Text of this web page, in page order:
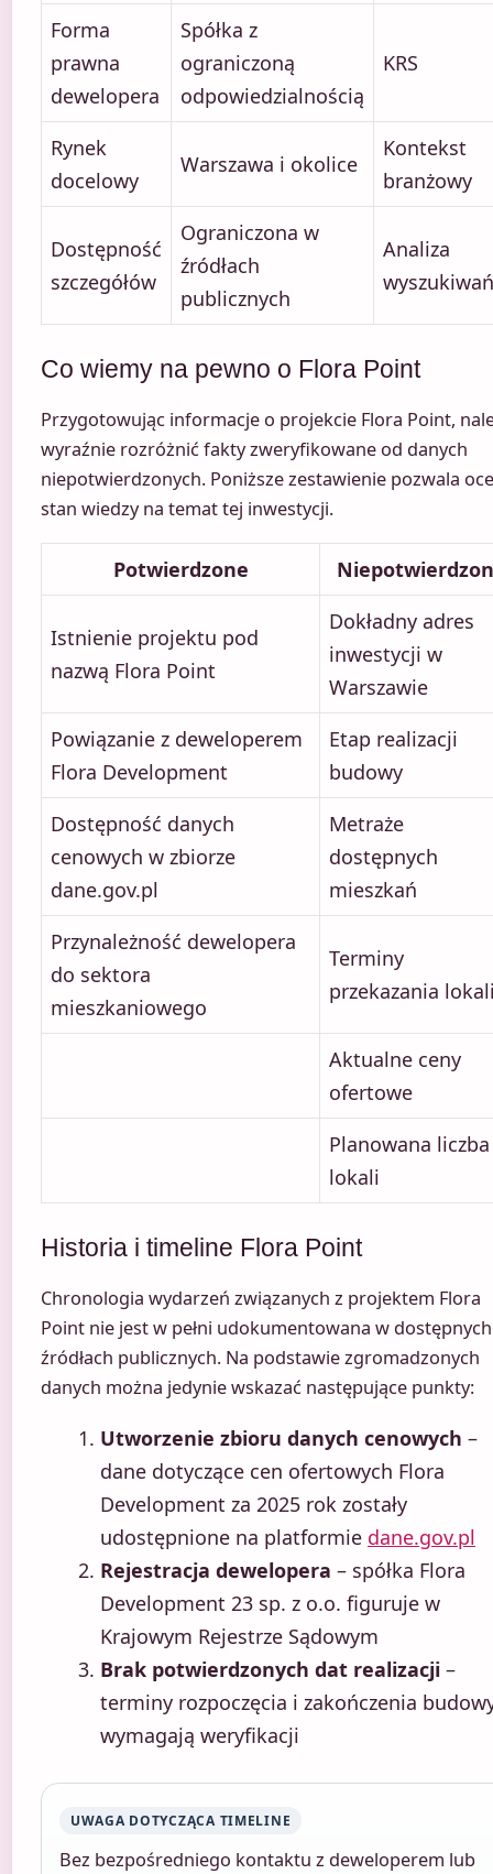
Forma
prawna
dewelopera
Spółka z
ograniczoną
odpowiedzialnością
KRS
Rynek
docelowy
Warszawa i okolice
Kontekst
branżowy
Dostępność
szczegółów
Ograniczona w
źródłach
publicznych
Analiza
wyszukiwań
Co wiemy na pewno o Flora Point
Przygotowując informacje o projekcie Flora Point,
wyraźnie rozróżnić fakty zweryfikowane od danych
niepotwierdzonych. Poniższe zestawienie pozwala
stan wiedzy na temat tej inwestycji.
Potwierdzone
Istnienie projektu pod
nazwą Flora Point
Dokładny adres
inwestycji w
Warszawie
Powiązanie z deweloperem
Flora Development
Etap realizacji
budowy
Dostępność danych
cenowych w zbiorze
dane.gov.pl
Metraże
dostępnych
mieszkań
Przynależność dewelopera
do sektora
mieszkaniowego
Terminy
przekazania
Aktualne ceny
ofertowe
Planowana liczba
lokali
Historia i timeline Flora Point
Chronologia wydarzeń związanych z projektem Flora
Point nie jest w pełni udokumentowana w dostępnych
źródłach publicznych. Na podstawie zgromadzonych
danych można jedynie wskazać następujące punkty:
Utworzenie zbioru danych cenowych –
dane dotyczące cen ofertowych Flora
Development za 2025 rok zostały
udostępnione na platformie dane.gov.pl
Rejestracja dewelopera – spółka Flora
Development 23 sp. z o.o. figuruje w
Krajowym Rejestrze Sądowym
Brak potwierdzonych dat realizacji –
terminy rozpoczęcia i zakończenia
wymagają weryfikacji
UWAGA DOTYCZĄCA TIMELINE
Bez bezpośredniego kontaktu z deweloperem lub